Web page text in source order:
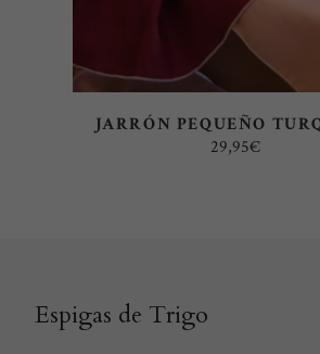
JARRÓN PEQUEÑO
29,95€
Espigas de Trigo